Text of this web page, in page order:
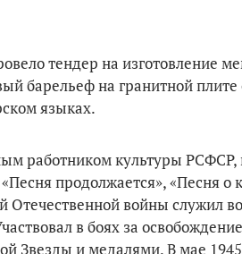
тендер на изготовление
барельеф на гранитной
языках.
работником культуры РСФСР,
продолжается», «Песня
Отечественной войны служил
в боях за
Звезды и медалями. В мае